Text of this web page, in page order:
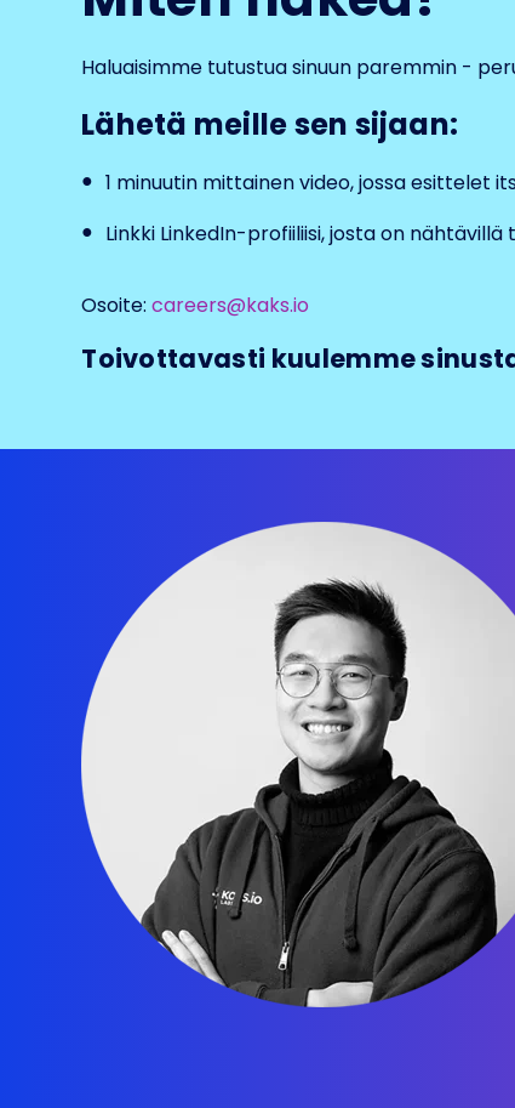
Haluaisimme tutustua sinuun paremmin -
Lähetä meille sen sijaan:
1 minuutin mittainen video, jossa esittelet
Linkki LinkedIn-profiiliisi, josta on nähtävillä
Osoite:careers@kaks.io
Toivottavasti kuulemme